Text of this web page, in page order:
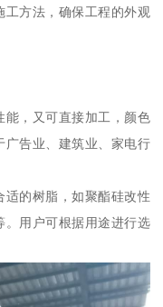
工方法，确保工程的外观
能，又可直接加工，颜色
广告业、建筑业、家电行
适的树脂，如聚酯硅改性
。用户可根据用途进行选